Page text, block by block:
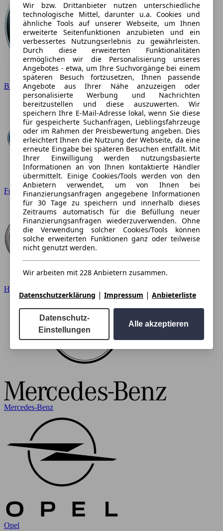
BMW
Ford
Hyundai
Mercedes-Benz
Opel
Wir bzw. Drittanbieter nutzen unterschiedliche
technologische Mittel, darunter u.a. Cookies und
ähnliche Tools auf unserer Webseite, um Ihnen
erweiterte Seitenfunktionen anzubieten und ein
verbessertes Nutzungserlebnis zu gewährleisten.
Durch diese erweiterten Funktionalitäten
ermöglichen wir die Personalisierung unseres
Angebotes - etwa, um Ihre Suchvorgänge bei einem
späteren Besuch fortzusetzen, Ihnen passende
Angebote aus Ihrer Nähe anzuzeigen oder
personalisierte Werbung und Nachrichten
bereitzustellen und diese auszuwerten. Wir
speichern Ihre E-Mail-Adresse lokal, wenn Sie diese
für gespeicherte Suchanfragen, Lieblingsfahrzeuge
oder im Rahmen der Preisbewertung angeben. Dies
erleichtert Ihnen die Nutzung der Webseite, da eine
erneute Eingabe bei späteren Besuchen entfällt. Mit
Ihrer Einwilligung werden nutzungsbasierte
Informationen an von Ihnen kontaktierte Händler
übermittelt. Einige Cookies/Tools werden von den
Anbietern verwendet, um von Ihnen bei
Finanzierungsanfragen angegebene Informationen
für 30 Tage zu speichern und innerhalb dieses
Zeitraums automatisch für die Befüllung neuer
Finanzierungsanfragen wiederzuverwenden. Ohne
die Verwendung solcher Cookies/Tools können
solche erweiterten Funktionen ganz oder teilweise
nicht genutzt werden.
Wir arbeiten mit 228 Anbietern zusammen.
Datenschutzerklärung | Impressum | Anbieterliste
Datenschutz-
Einstellungen
Alle akzeptieren